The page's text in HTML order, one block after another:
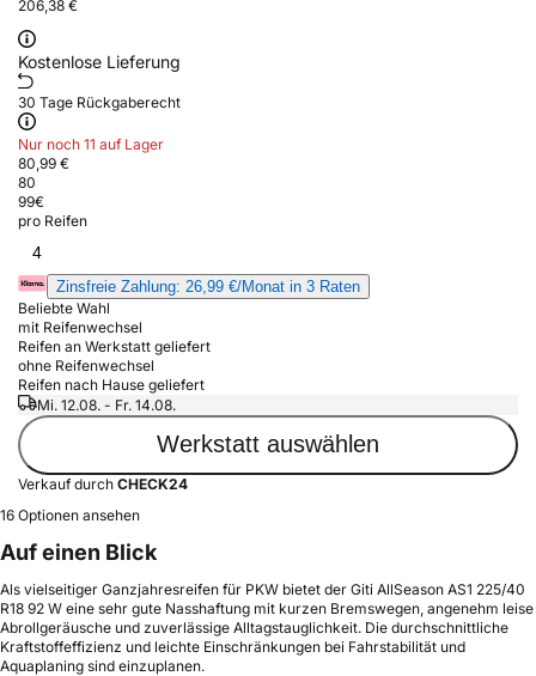
206,38 €
Kostenlose Lieferung
30 Tage Rückgaberecht
Nur noch 11 auf Lager
80,99 €
80
99€
pro Reifen
4
Zinsfreie Zahlung: 26,99 €/Monat in 3 Raten
Beliebte Wahl
mit Reifenwechsel
Reifen an Werkstatt geliefert
ohne Reifenwechsel
Reifen nach Hause geliefert
Mi. 12.08. - Fr. 14.08.
Werkstatt auswählen
Verkauf durch CHECK24
16 Optionen ansehen
Auf einen Blick
Als vielseitiger Ganzjahresreifen für PKW bietet der Giti AllSeason AS1 225/40
R18 92 W eine sehr gute Nasshaftung mit kurzen Bremswegen, angenehm leise
Abrollgeräusche und zuverlässige Alltagstauglichkeit. Die durchschnittliche
Kraftstoffeffizienz und leichte Einschränkungen bei Fahrstabilität und
Aquaplaning sind einzuplanen.